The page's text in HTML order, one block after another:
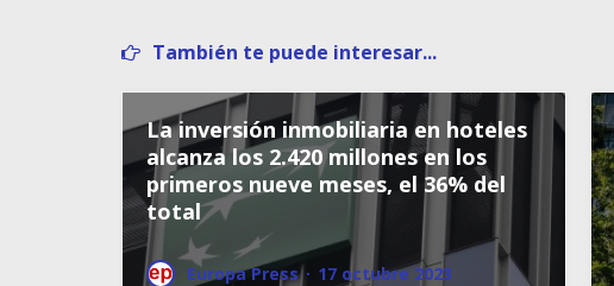
También te puede interesar...
La inversión inmobiliaria en hoteles
alcanza los 2.420 millones en los
primeros nueve meses, el 36% del
total
Europa Press · 17 octubre 2023